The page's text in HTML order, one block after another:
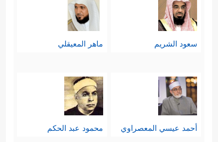
سعود الشريم ماهر المعيقلي
أحمد عيسي المعصراوي محمود عبد الحكم